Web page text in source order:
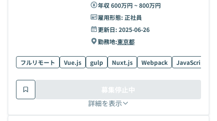
年収 600万円 ~ 800万円
雇用形態: 正社員
更新日: 2025-06-26
勤務地:東京都
フルリモート Vue.js gulp Nuxt.js Webpack JavaScript
詳細を表示
募集停止中